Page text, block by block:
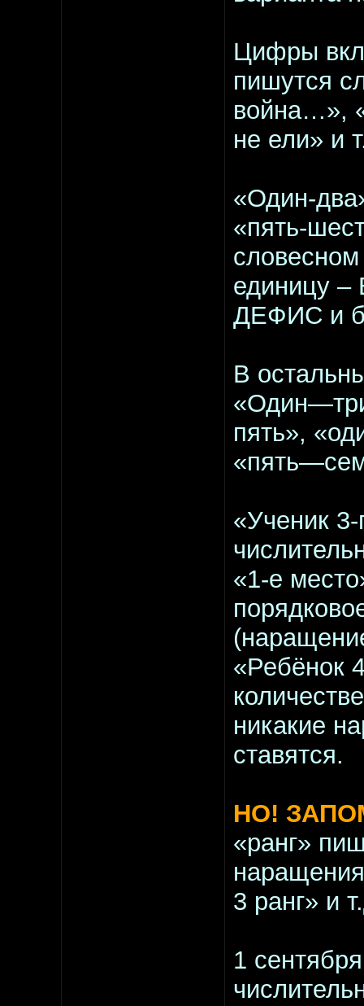
Цифры
пишутся
война…»,
не ели» и
«Один-
«пять-
единицу –
ДЕФИС и
В
пять»,
«Ученик 3-
«1-е
«Ребёнок
никакие
ставятся.
НО!
«ранг»
3 ранг» и
1